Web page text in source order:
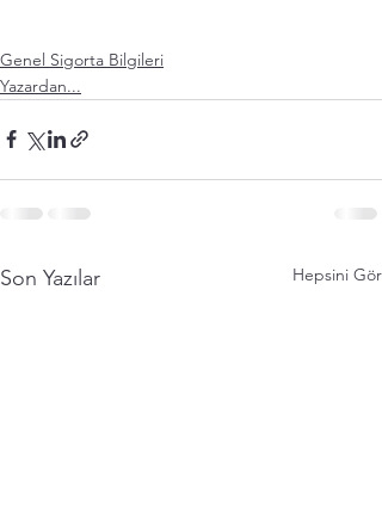
Genel Sigorta Bilgileri
Yazardan...
Son Yazılar Hepsini Gör